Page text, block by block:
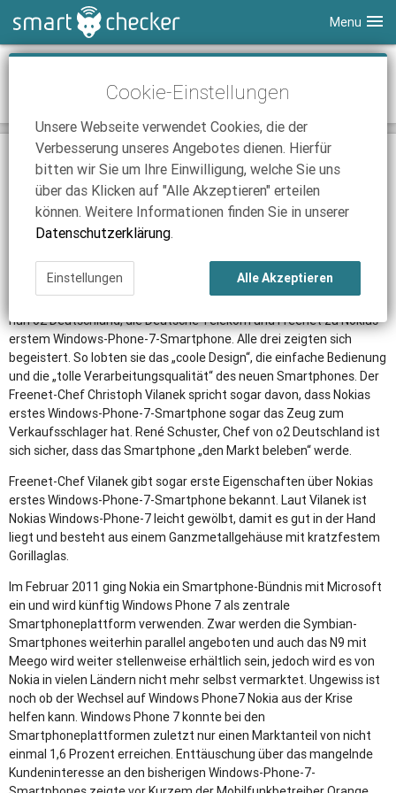
Menu
Smartphone Vergleich
Anbieter
iPhone Tarifvergleich
News
Ratgeber
Tarifvergleich
Tablet Vergleich
Surfsticks
iPad Tarifvergleich
News
Tarifvergleich
Internetanbieter
DSL Tarife
News
SmartChecker TV
erstes Windows-Phone-7-Smartphone
24.10.2011 | 14:18|Nick Linger
Düsseldorf. (SCS)Noch bevor es offiziell vorgestellt wurde,
sprechen drei deutsche Mobilfunkanbieter Lob für Nokias
erstem Windows-Phone-7-Smartphone aus.
stellt sein erstes Smartphone auf Basis von Windows Phone
7, am 26.Oktober 2011 auf der Nokia World in London vor. Die
Anbieter erwarten, dass der finnische Handyhersteller damit seine
nun o2 Deutschland, die Deutsche Telekom und Freenet zu Nokias
erstem Windows-Phone-7-Smartphone. Alle drei zeigten sich
begeistert. So lobten sie das „coole Design“, die einfache Bedienung
und die „tolle Verarbeitungsqualität“ des neuen Smartphones. Der
Freenet-Chef Christoph Vilanek spricht sogar davon, dass Nokias
erstes Windows-Phone-7-Smartphone sogar das Zeug zum
Verkaufsschlager hat. René Schuster, Chef von o2 Deutschland ist
sich sicher, dass das Smartphone „den Markt beleben“ werde.
Freenet-Chef Vilanek gibt sogar erste Eigenschaften über Nokias
erstes Windows-Phone-7-Smartphone bekannt. Laut Vilanek ist
Nokias Windows-Phone-7 leicht gewölbt, damit es gut in der Hand
liegt und besteht aus einem Ganzmetallgehäuse mit kratzfestem
Gorillaglas.
Im Februar 2011 ging Nokia ein Smartphone-Bündnis mit Microsoft
ein und wird künftig Windows Phone 7 als zentrale
Smartphoneplattform verwenden. Zwar werden die Symbian-
Smartphones weiterhin parallel angeboten und auch das N9 mit
Meego wird weiter stellenweise erhältlich sein, jedoch wird es von
Nokia in vielen Ländern nicht mehr selbst vermarktet. Ungewiss ist
noch ob der Wechsel auf Windows Phone7 Nokia aus der Krise
helfen kann. Windows Phone 7 konnte bei den
Smartphoneplattformen zuletzt nur einen Marktanteil von nicht
einmal 1,6 Prozent erreichen. Enttäuschung über das mangelnde
Kundeninteresse an den bisherigen Windows-Phone-7-
Cookie-Einstellungen
Unsere Webseite verwendet Cookies, die der
Verbesserung unseres Angebotes dienen. Hierfür
bitten wir Sie um Ihre Einwilligung, welche Sie uns
über das Klicken auf "Alle Akzeptieren" erteilen
können. Weitere Informationen finden Sie in unserer
Datenschutzerklärung.
Einstellungen Alle Akzeptieren